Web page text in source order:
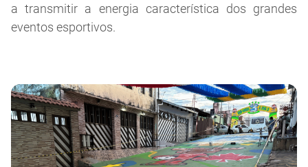
a transmitir a energia característica dos grandes
eventos esportivos.